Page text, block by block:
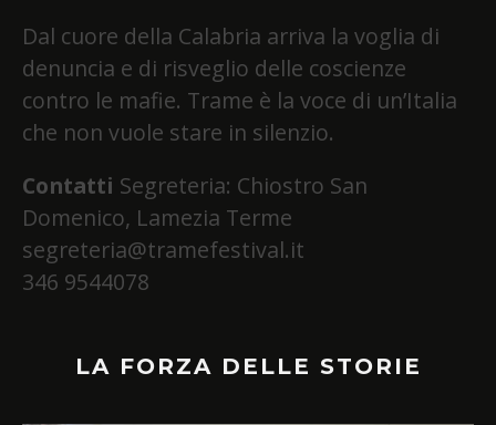
Dal cuore della Calabria arriva la voglia di
denuncia e di risveglio delle coscienze
contro le mafie. Trame è la voce di un’Italia
che non vuole stare in silenzio.
Contatti Segreteria: Chiostro San
Domenico, Lamezia Terme
segreteria@tramefestival.it
346 9544078
LA FORZA DELLE STORIE